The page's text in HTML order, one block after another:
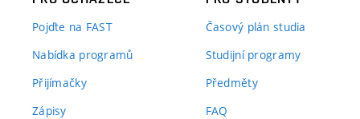
Pojďte na FAST
Nabídka programů
Přijímačky
Zápisy
Časový plán studia
Studijní programy
Předměty
FAQ